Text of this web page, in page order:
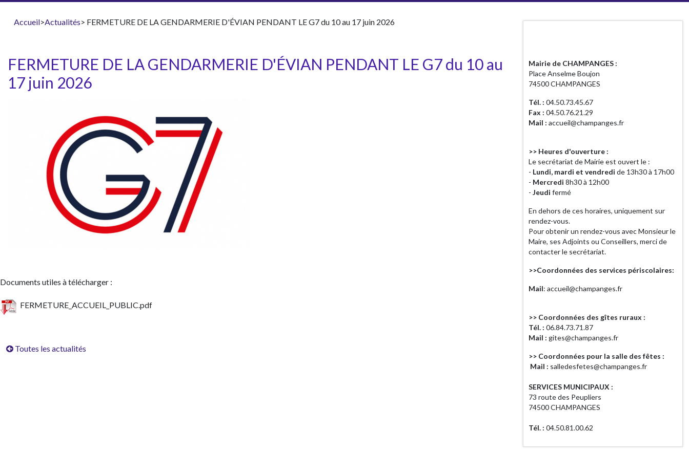
Accueil>Actualités> FERMETURE DE LA GENDARMERIE D'ÉVIAN PENDANT LE G7 du 10 au 17 juin 2026
FERMETURE DE LA GENDARMERIE D'ÉVIAN PENDANT LE G7 du 10 au
17 juin 2026
Documents utiles à télécharger :
FERMETURE_ACCUEIL_PUBLIC.pdf
Toutes les actualités
Mairie de CHAMPANGES :
Place Anselme Boujon
74500 CHAMPANGES
Tél. : 04.50.73.45.67
Fax : 04.50.76.21.29
Mail : accueil@champanges.fr
>> Heures d'ouverture :
Le secrétariat de Mairie est ouvert le :
- Lundi, mardi et vendredi de 13h30 à 17h00
- Mercredi 8h30 à 12h00
- Jeudi fermé
En dehors de ces horaires, uniquement sur
rendez-vous.
Pour obtenir un rendez-vous avec Monsieur le
Maire, ses Adjoints ou Conseillers, merci de
contacter le secrétariat.
>>Coordonnées des services périscolaires:
Mail: accueil@champanges.fr
>> Coordonnées des gîtes ruraux :
Tél. : 06.84.73.71.87
Mail : gites@champanges.fr
>> Coordonnées pour la salle des fêtes :
Mail : salledesfetes@champanges.fr
SERVICES MUNICIPAUX :
73 route des Peupliers
74500 CHAMPANGES
Tél. : 04.50.81.00.62